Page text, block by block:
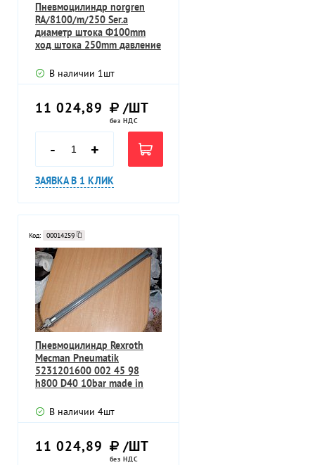
Пневмоцилиндр norgren
RA/8100/m/250 Ser.a
диаметр штока Ф100mm
ход штока 250mm давление
В наличии 1шт
11 024,89 /ШТ
без НДС
- +
ЗАЯВКА В 1 КЛИК
Код: 00014259
Пневмоцилиндр Rexroth
Mecman Pneumatik
5231201600 002 45 98
h800 D40 10bar made in
В наличии 4шт
11 024,89 /ШТ
без НДС